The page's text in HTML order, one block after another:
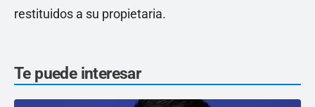
restituidos a su propietaria.
Te puede interesar